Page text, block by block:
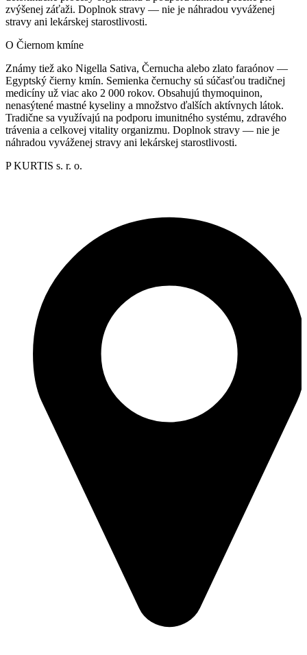
zvýšenej záťaži. Doplnok stravy — nie je náhradou vyváženej
stravy ani lekárskej starostlivosti.
O Čiernom kmíne
Známy tiež ako Nigella Sativa, Černucha alebo zlato faraónov —
Egyptský čierny kmín. Semienka černuchy sú súčasťou tradičnej
medicíny už viac ako 2 000 rokov. Obsahujú thymoquinon,
nenasýtené mastné kyseliny a množstvo ďalších aktívnych látok.
Tradične sa využívajú na podporu imunitného systému, zdravého
trávenia a celkovej vitality organizmu. Doplnok stravy — nie je
náhradou vyváženej stravy ani lekárskej starostlivosti.
P KURTIS s. r. o.